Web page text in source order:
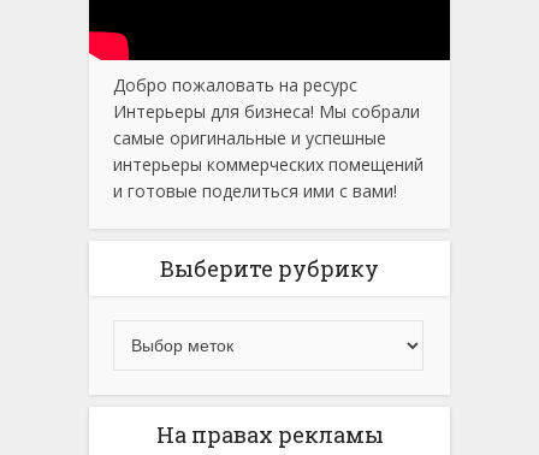
Добро пожаловать на ресурс
Интерьеры для бизнеса! Мы собрали
самые оригинальные и успешные
интерьеры коммерческих помещений
и готовые поделиться ими с вами!
Выберите рубрику
На правах рекламы